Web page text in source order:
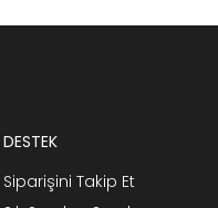
DESTEK
Siparişini Takip Et